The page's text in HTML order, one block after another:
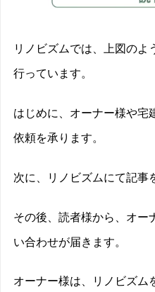
リノビズムでは、上図のよ
行っています。
はじめに、オーナー様や宅
依頼を承ります。
次に、リノビズムにて記事
その後、読者様から、オー
い合わせが届きます。
オーナー様は、リノビズム